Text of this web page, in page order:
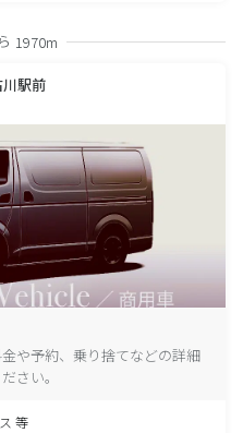
1970m
川駅前
や予約、乗り捨てなどの詳細
さい。
等